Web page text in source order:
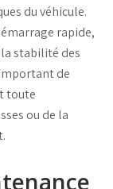
du véhicule.
rapide,
la stabilité des
de
toute
ou de la
.